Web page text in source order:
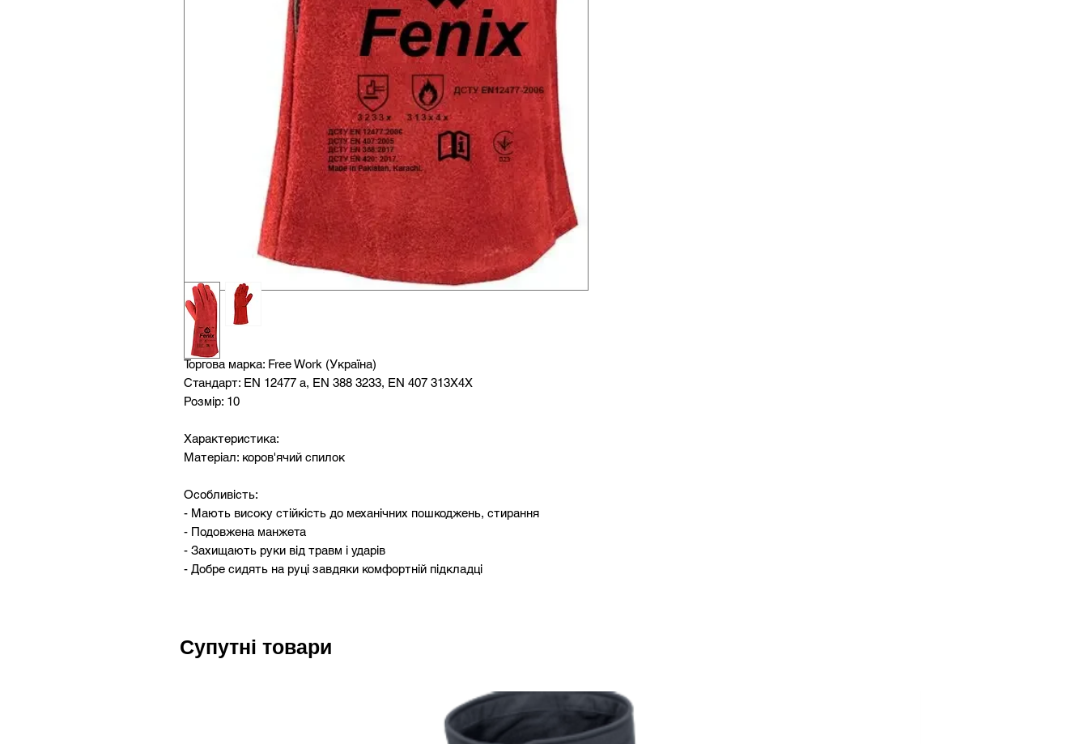
Торгова марка: Free Work (Україна)
Стандарт: EN 12477 a, EN 388 3233, EN 407 313X4X
Розмір: 10
Характеристика:
Матеріал: коров'ячий спилок
Особливість:
- Мають високу стійкість до механічних пошкоджень, стирання
- Подовжена манжета
- Захищають руки від травм і ударів
- Добре сидять на руці завдяки комфортній підкладці
Супутні товари